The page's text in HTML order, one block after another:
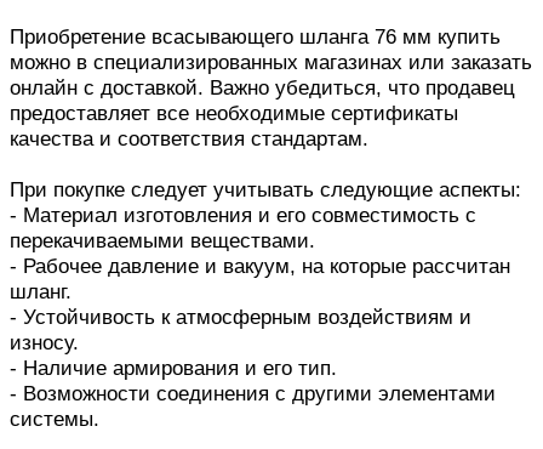
Приобретение всасывающего шланга 76 мм купить
можно в специализированных магазинах или заказать
онлайн с доставкой. Важно убедиться, что продавец
предоставляет все необходимые сертификаты
качества и соответствия стандартам.
При покупке следует учитывать следующие аспекты:
- Материал изготовления и его совместимость с
перекачиваемыми веществами.
- Рабочее давление и вакуум, на которые рассчитан
шланг.
- Устойчивость к атмосферным воздействиям и
износу.
- Наличие армирования и его тип.
- Возможности соединения с другими элементами
системы.